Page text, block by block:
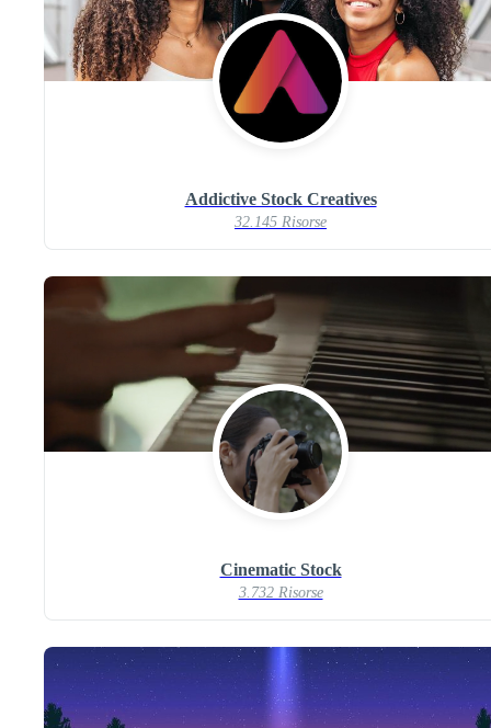
Addictive Stock Creatives
32.145 Risorse
Cinematic Stock
3.732 Risorse